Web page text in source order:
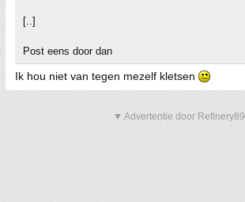
[..]
Post eens door dan
Ik hou niet van tegen mezelf kletsen
▼ Advertentie door Refinery89